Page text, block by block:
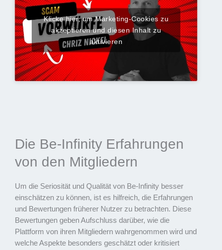
Klicke hier, um Marketing-Cookies zu
akzeptieren und diesen Inhalt zu
aktivieren
Die Be-Infinity Erfahrungen
von den Mitgliedern
Um die Seriosität und Qualität von Be-Infinity besser
einschätzen zu können, ist es hilfreich, die Erfahrungen
und Bewertungen früherer Nutzer zu betrachten. Diese
Bewertungen geben Aufschluss darüber, wie die
Plattform von ihren Mitgliedern wahrgenommen wird und
welche Aspekte besonders geschätzt oder kritisiert